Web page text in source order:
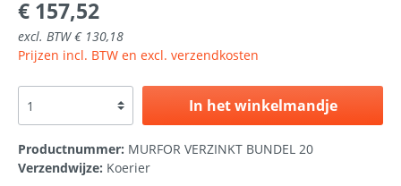
€ 157,52
excl. BTW € 130,18
Prijzen incl. BTW en excl. verzendkosten
In het winkelmandje
Productnummer: MURFOR VERZINKT BUNDEL 20
Verzendwijze: Koerier